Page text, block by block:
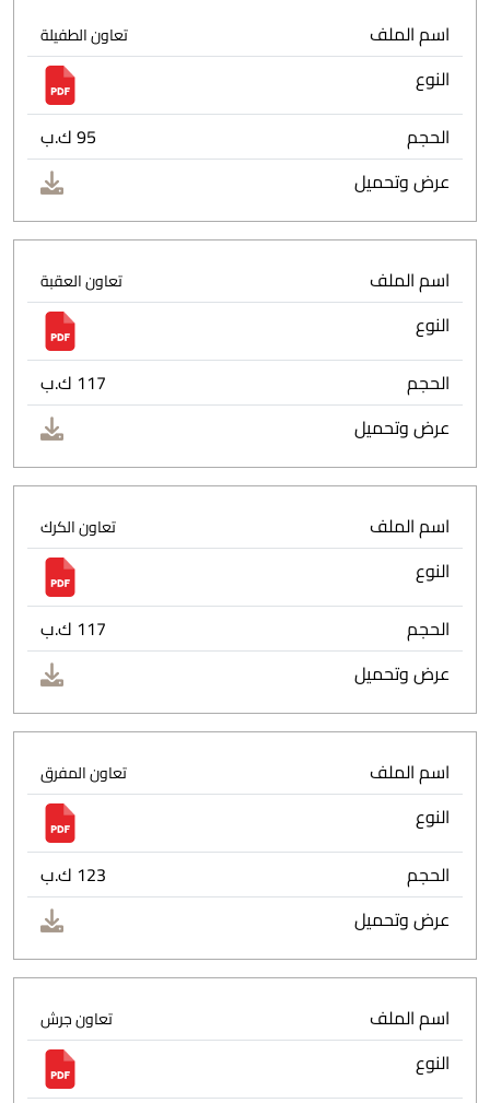
اسم الملف تعاون الطفيلة
النوع
الحجم
95 ك.ب
عرض وتحميل
اسم الملف تعاون العقبة
النوع
الحجم
117 ك.ب
عرض وتحميل
اسم الملف تعاون الكرك
النوع
الحجم
117 ك.ب
عرض وتحميل
اسم الملف تعاون المفرق
النوع
الحجم
123 ك.ب
عرض وتحميل
اسم الملف تعاون جرش
النوع